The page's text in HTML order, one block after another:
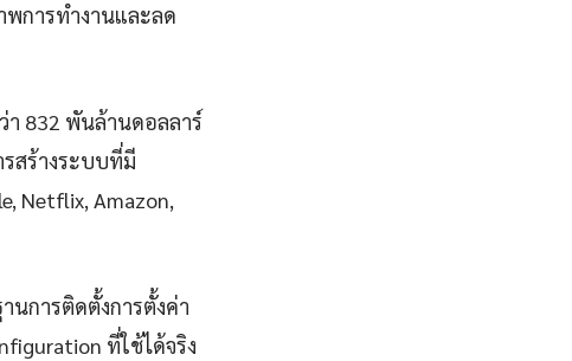
พการทำงานและลด
า 832 พันล้านดอลลาร์
สร้างระบบที่มี
Netflix, Amazon,
นการติดตั้งการตั้งค่า
ที่ใช้ได้จริง